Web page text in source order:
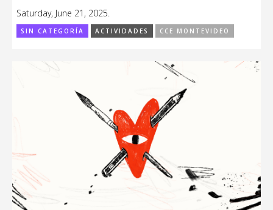
Saturday, June 21, 2025.
SIN CATEGORÍA ACTIVIDADES CCE MONTEVIDEO